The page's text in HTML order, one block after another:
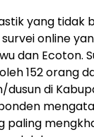
yang tidak
online
dan Ecoton.
152 orang
di
paling